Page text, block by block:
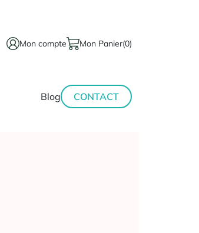
Mon compte Mon Panier(0)
Blog CONTACT